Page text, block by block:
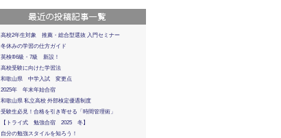
高校2年生対象 推薦・総合型選抜 入門セミナー
冬休みの学習の仕方ガイド
英検®6級・7級 新設！
高校受験に向けた学習法
和歌山県 中学入試 変更点
2025年 年末年始合宿
和歌山県 私立高校 外部検定優遇制度
受験生必見！合格を引き寄せる「時間管理術」
【トライ式 勉強合宿 2025 冬】
自分の勉強スタイルを知ろう！